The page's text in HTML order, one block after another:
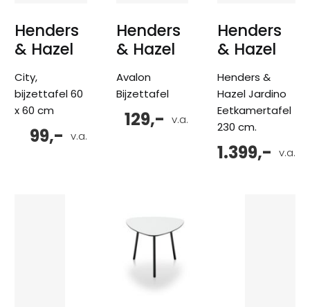
Henders
& Hazel
City,
bijzettafel 60
x 60 cm
v.a.
99,-
Henders
& Hazel
Avalon
Bijzettafel
v.a.
129,-
Henders
& Hazel
Henders &
Hazel Jardino
Eetkamertafel
230 cm.
v.a.
1.399,-